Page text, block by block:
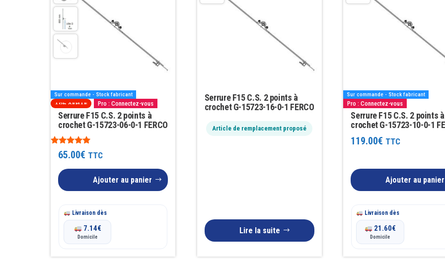
Sur commande - Stock fabricant
TOP VENTE Pro : Connectez-vous
Serrure F15 C.S. 2 points à
crochet G-15723-06-0-1 FERCO
Note
4.8165.00€ TTC
Ajouter au panier
Livraison dès
7.14€
Domicile
Serrure F15 C.S. 2 points à
crochet G-15723-16-0-1 FERCO
Article de remplacement proposé
Lire la suite
Sur commande - Stock fabricant
Pro : Connectez-vous
Serrure F15 C.S. 2 points à
crochet G-15723-10-0-1
119.00€ TTC
Ajouter au panier
Livraison dès
21.60€
Domicile